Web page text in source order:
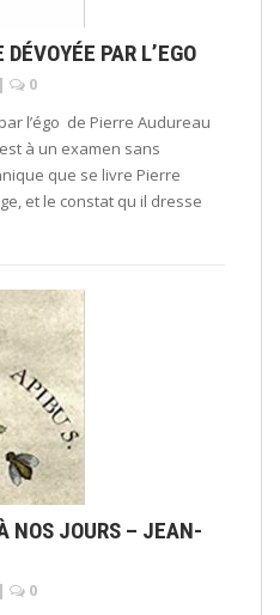
PAR L’EGO
|
0
l’égo de Pierre Audureau
à un examen sans
que se livre Pierre
et le constat qu il dresse
NOS JOURS – JEAN-
|
0